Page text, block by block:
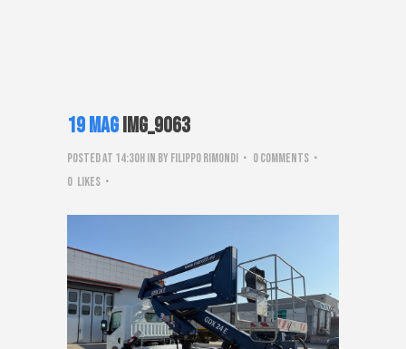
19 MagIMG_9063
Posted at 14:30hin by Filippo Rimondi
0 Comments
0 Likes